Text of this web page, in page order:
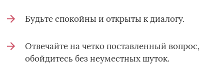
Будьте спокойны и открыты к диалогу.
Отвечайте на четко поставленный вопрос,
обойдитесь без неуместных шуток.